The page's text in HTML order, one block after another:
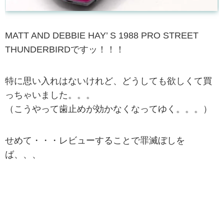
MATT AND DEBBIE HAY’ S 1988 PRO STREET
THUNDERBIRDですッ！！！
特に思い入れはないけれど、どうしても欲しくて買
っちゃいました。。。
（こうやって歯止めが効かなくなってゆく。。。）
せめて・・・レビューすることで罪滅ぼしを
ば、、、